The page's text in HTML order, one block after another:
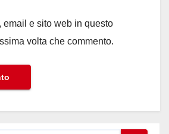
email e sito web in questo
volta che commento.